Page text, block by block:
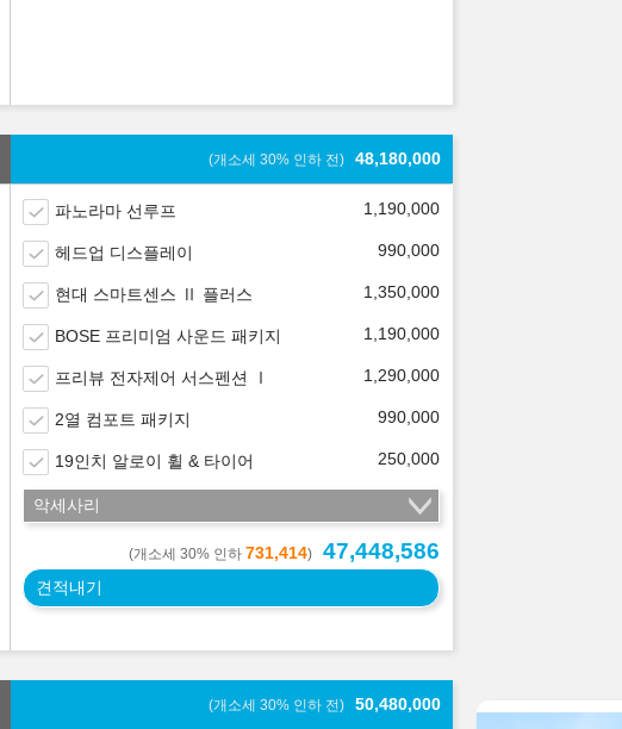
(개소세 30% 인하 전) 48,180,000
파노라마 선루프 1,190,000
헤드업 디스플레이 990,000
현대 스마트센스 Ⅱ 플러스 1,350,000
BOSE 프리미엄 사운드 패키지 1,190,000
프리뷰 전자제어 서스펜션 Ⅰ 1,290,000
2열 컴포트 패키지 990,000
19인치 알로이 휠 & 타이어 250,000
악세사리
(개소세 30% 인하 731,414) 47,448,586
견적내기
(개소세 30% 인하 전) 50,480,000